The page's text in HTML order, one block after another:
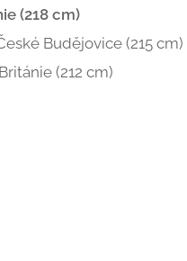
(218 cm)
Budějovice (215 cm)
(212 cm)